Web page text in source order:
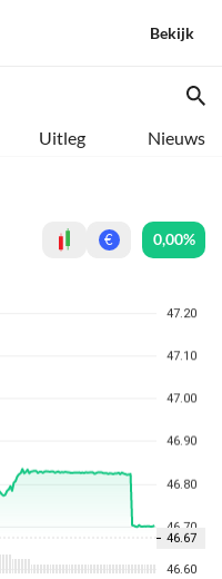
Bekijk
Uitleg Nieuws
€ 0,00%